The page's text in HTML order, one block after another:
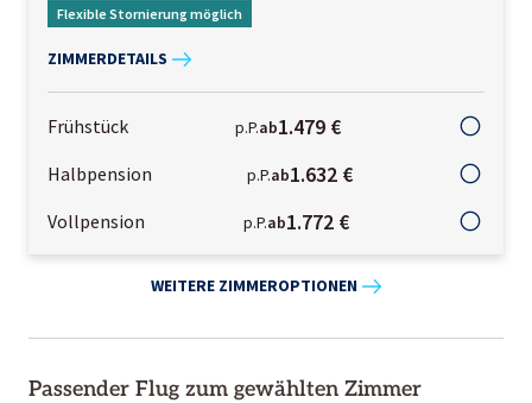
Flexible Stornierung möglich
ZIMMERDETAILS
Frühstück p.P.ab1.479 €
Halbpension p.P.ab1.632 €
Vollpension p.P.ab1.772 €
WEITERE ZIMMEROPTIONEN
Passender Flug zum gewählten Zimmer